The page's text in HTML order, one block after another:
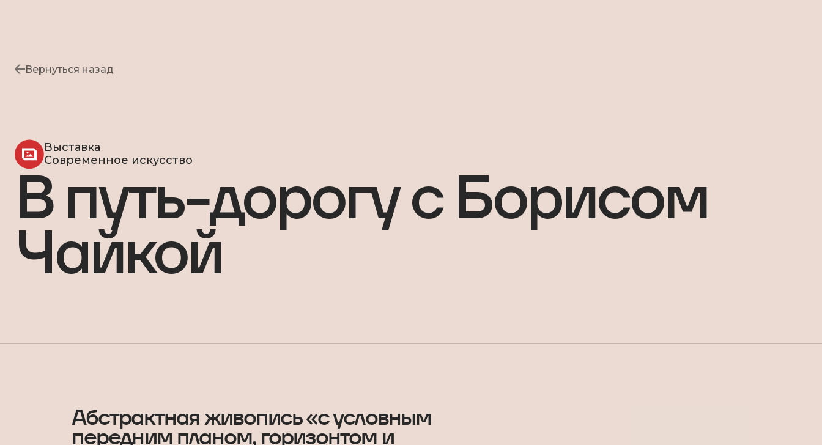
Вернуться назад
Выставка
Современное искусство
В путь-дорогу с Борисом
Чайкой
Абстрактная живопись «с условным
передним планом, горизонтом и